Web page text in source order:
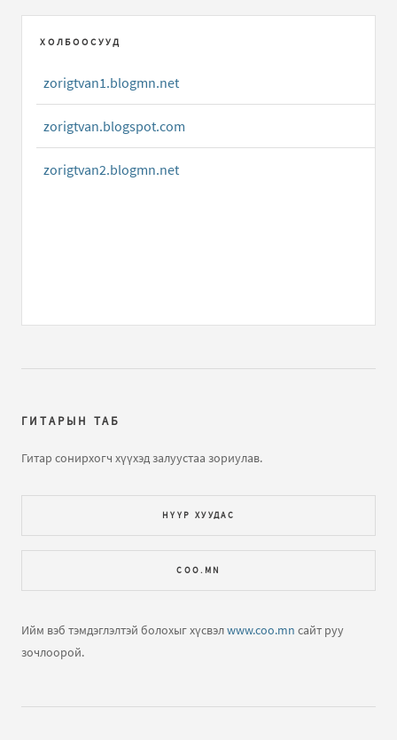
ХОЛБООСУУД
zorigtvan1.blogmn.net
zorigtvan.blogspot.com
zorigtvan2.blogmn.net
ГИТАРЫН ТАБ
Гитар сонирхогч хүүхэд залуустаа зориулав.
НҮҮР ХУУДАС
COO.MN
Ийм вэб тэмдэглэлтэй болохыг хүсвэлwww.coo.mn сайт руу
зочлоорой.